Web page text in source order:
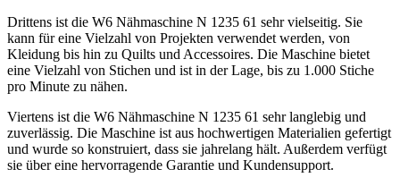
Drittens ist die W6 Nähmaschine N 1235 61 sehr vielseitig. Sie
kann für eine Vielzahl von Projekten verwendet werden, von
Kleidung bis hin zu Quilts und Accessoires. Die Maschine bietet
eine Vielzahl von Stichen und ist in der Lage, bis zu 1.000 Stiche
pro Minute zu nähen.
Viertens ist die W6 Nähmaschine N 1235 61 sehr langlebig und
zuverlässig. Die Maschine ist aus hochwertigen Materialien gefertigt
und wurde so konstruiert, dass sie jahrelang hält. Außerdem verfügt
sie über eine hervorragende Garantie und Kundensupport.